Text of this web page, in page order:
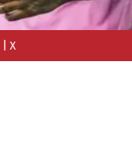
| X